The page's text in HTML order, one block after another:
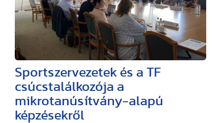
Sportszervezetek és a TF
csúcstalálkozója a
mikrotanúsítvány-alapú
képzésekről